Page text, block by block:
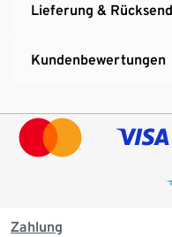
Lieferung &
Kundenbewertungen
Zahlung